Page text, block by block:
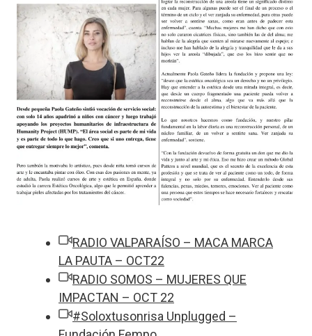
RADIO VALPARAÍSO – MACA MARCA
LA PAUTA – OCT22
RADIO SOMOS – MUJERES QUE
IMPACTAN – OCT 22
#Soloxtusonrisa Unplugged –